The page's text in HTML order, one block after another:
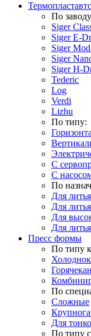
По
Siger
Siger E-
Siger
Siger
Siger H-
Tederic
Log
Verdi
Lizhu
По типу:
С
С
По
Для
Для
Для
Для
Пресс формы
По типу
По
Сложные
Для
По типу